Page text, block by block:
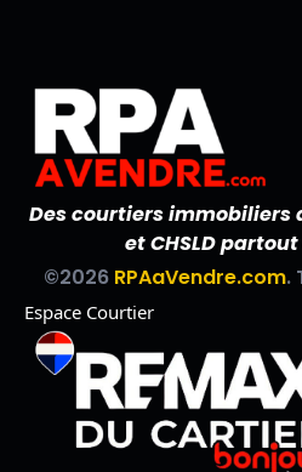
Des courtiers immobiliers
et CHSLD
©2026 RPAaVendre.com.
Espace Courtier